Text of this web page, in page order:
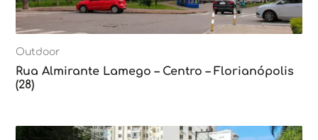
Outdoor
Rua Almirante Lamego – Centro – Florianópolis
(28)